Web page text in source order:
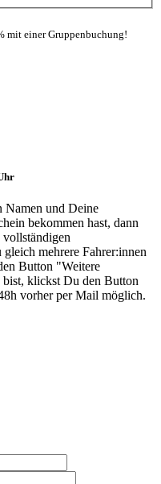
mit einer Gruppenbuchung!
Namen und Deine
bekommen hast, dann
vollständigen
mehrere Fahrer:innen
Button "Weitere
klickst Du den Button
vorher per Mail möglich.